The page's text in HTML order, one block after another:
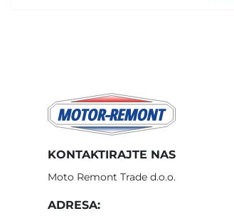
KONTAKTIRAJTE NAS
Moto Remont Trade d.o.o.
ADRESA: